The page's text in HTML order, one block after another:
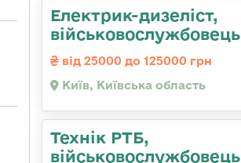
Електрик-дизеліст,
військовослужбовець
від 25000 до 125000 грн
Київ, Київська область
Технік РТБ,
військовослужбовець